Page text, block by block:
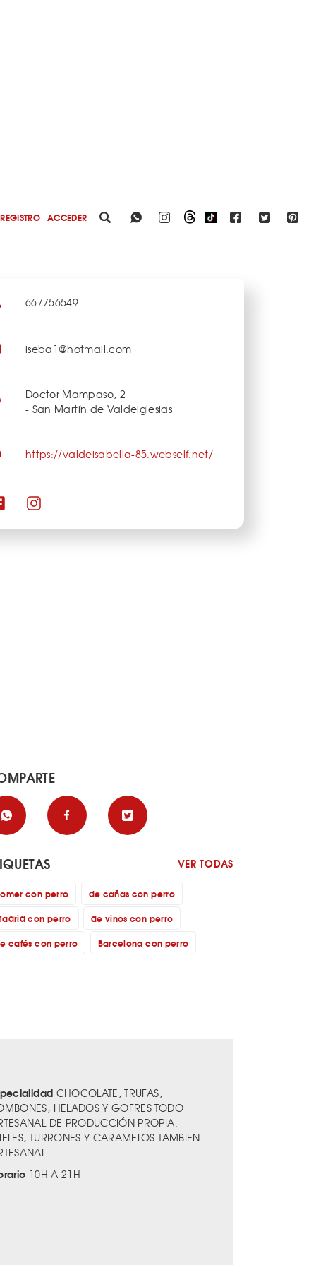
REGISTRO ACCEDER
667756549
iseba1@hotmail.com
Doctor Mampaso, 2
- San Martín de Valdeiglesias
https://valdeisabella-85.webself.net/
VER TODAS
con perro
de cañas con perro
con perro
de vinos con perro
cafés con perro
Barcelona con perro
CHOCOLATE, TRUFAS,
HELADOS Y GOFRES TODO
DE PRODUCCIÓN PROPIA.
TURRONES Y CARAMELOS TAMBIEN
10H A 21H